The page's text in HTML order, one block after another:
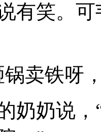
有笑。
铁呀，
奶说，“